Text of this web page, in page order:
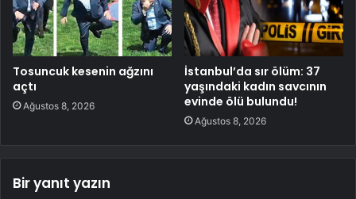
Tosuncuk kesenin ağzını
açtı
Ağustos 8, 2026
İstanbul’da sır ölüm: 37
yaşındaki kadın savcının
evinde ölü bulundu!
Ağustos 8, 2026
Bir yanıt yazın